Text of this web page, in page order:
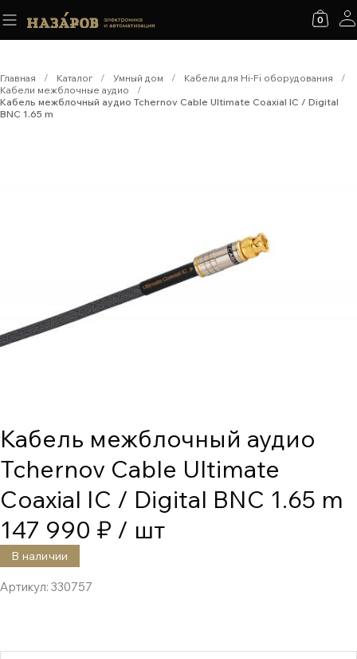
0
Главная / Каталог / Умный дом / Кабели для Hi-Fi оборудования
/
Кабели межблочные аудио
/
Кабель межблочный аудио Tchernov Cable Ultimate Coaxial IC / Digital
BNC 1.65 m
Кабель межблочный аудио
Tchernov Cable Ultimate
Coaxial IC / Digital BNC 1.65 m
147 990 ₽ / шт
В наличии
Артикул: 330757